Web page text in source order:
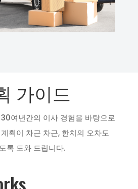
가이드
여년간의 이사 경험을 바탕으로
획이 차근 차근, 한치의 오차도
록 도와 드립니다.